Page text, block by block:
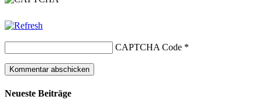
CAPTCHA Code *
Neueste Beiträge